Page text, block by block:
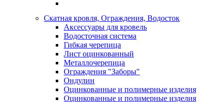
Скатная кровля, Ограждения, Водосток
Аксессуары для кровель
Водосточная система
Гибкая черепица
Лист оцинкованный
Металлочерепица
Ограждения "Заборы"
Ондулин
Оцинкованные и полимерные изделия
Оцинкованные и полимерные изделия